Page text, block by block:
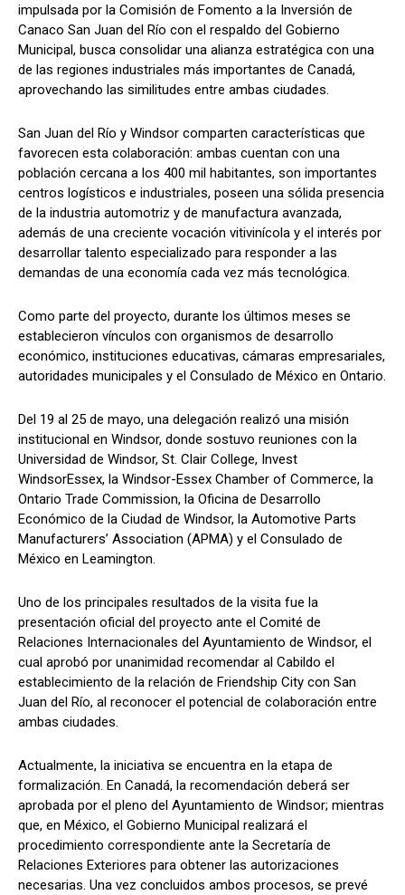
impulsada por la Comisión de Fomento a la Inversión de
Canaco San Juan del Río con el respaldo del Gobierno
Municipal, busca consolidar una alianza estratégica con una
de las regiones industriales más importantes de Canadá,
aprovechando las similitudes entre ambas ciudades.
San Juan del Río y Windsor comparten características que
favorecen esta colaboración: ambas cuentan con una
población cercana a los 400 mil habitantes, son importantes
centros logísticos e industriales, poseen una sólida presencia
de la industria automotriz y de manufactura avanzada,
además de una creciente vocación vitivinícola y el interés por
desarrollar talento especializado para responder a las
demandas de una economía cada vez más tecnológica.
Como parte del proyecto, durante los últimos meses se
establecieron vínculos con organismos de desarrollo
económico, instituciones educativas, cámaras empresariales,
autoridades municipales y el Consulado de México en Ontario.
Del 19 al 25 de mayo, una delegación realizó una misión
institucional en Windsor, donde sostuvo reuniones con la
Universidad de Windsor, St. Clair College, Invest
WindsorEssex, la Windsor-Essex Chamber of Commerce, la
Ontario Trade Commission, la Oficina de Desarrollo
Económico de la Ciudad de Windsor, la Automotive Parts
Manufacturers’ Association (APMA) y el Consulado de
México en Leamington.
Uno de los principales resultados de la visita fue la
presentación oficial del proyecto ante el Comité de
Relaciones Internacionales del Ayuntamiento de Windsor, el
cual aprobó por unanimidad recomendar al Cabildo el
establecimiento de la relación de Friendship City con San
Juan del Río, al reconocer el potencial de colaboración entre
ambas ciudades.
Actualmente, la iniciativa se encuentra en la etapa de
formalización. En Canadá, la recomendación deberá ser
aprobada por el pleno del Ayuntamiento de Windsor; mientras
que, en México, el Gobierno Municipal realizará el
procedimiento correspondiente ante la Secretaría de
Relaciones Exteriores para obtener las autorizaciones
necesarias. Una vez concluidos ambos procesos, se prevé